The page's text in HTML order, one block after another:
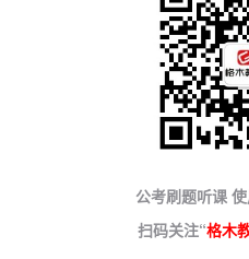
公考刷题听课
扫码关注“格木